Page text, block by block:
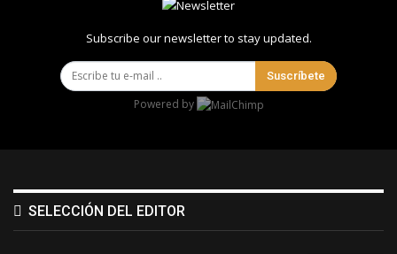
Subscribe our newsletter to stay updated.
Suscríbete
Powered by
SELECCIÓN DEL EDITOR